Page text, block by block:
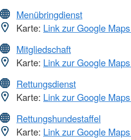
Menübringdienst
Karte: Link zur Google
Mitgliedschaft
Karte: Link zur Google
Rettungsdienst
Karte: Link zur Google
Rettungshundestaffel
Karte: Link zur Google